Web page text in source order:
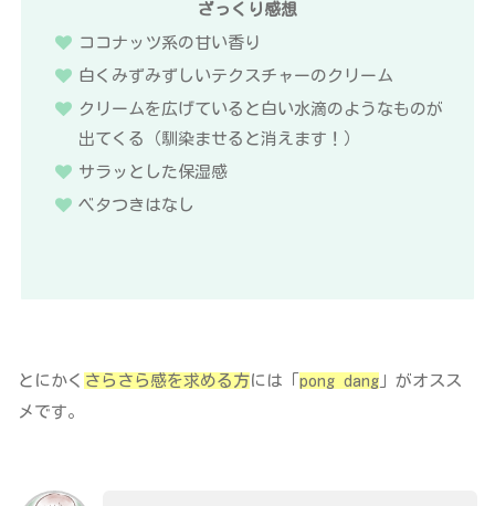
ざっくり感想
ココナッツ系の甘い香り
白くみずみずしいテクスチャーのクリーム
クリームを広げていると白い水滴のようなものが
出てくる（馴染ませると消えます！）
サラッとした保湿感
ベタつきはなし
とにかく さらさら感を求める方には「 pong dang 」がオスス
メです。